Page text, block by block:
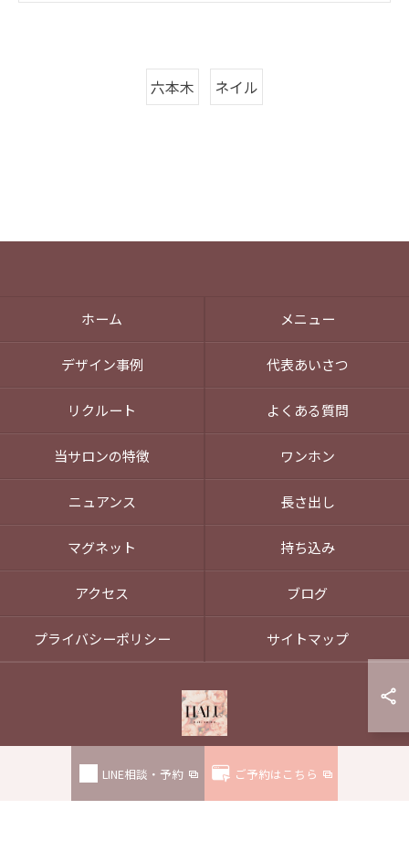
六本木 ネイル
LINE相談・予約 ご予約はこちら
ホーム メニュー
デザイン事例 代表あいさつ
リクルート よくある質問
当サロンの特徴 ワンホン
ニュアンス 長さ出し
マグネット 持ち込み
アクセス ブログ
プライバシーポリシー サイトマップ
© 2026 東京都六本木のネイルならHALU nail salon ALL RIGHTS RESERVED.